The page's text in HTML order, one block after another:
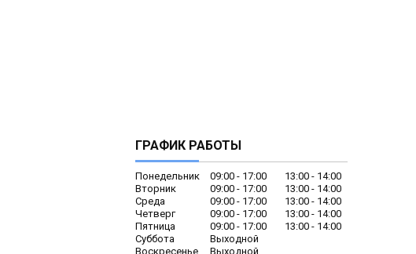
ГРАФИК РАБОТЫ
Понедельник 09:00 17:00 13:00
14:00
Вторник
09:00 17:00 13:00
14:00
Среда
09:00 17:00 13:00
14:00
Четверг
09:00 17:00 13:00
14:00
Пятница
09:00 17:00 13:00
14:00
Суббота
Выходной
Воскресенье
Выходной